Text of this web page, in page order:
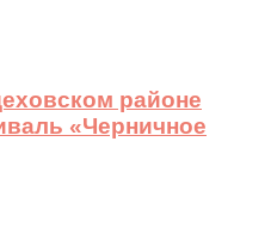
районе
«Черничное